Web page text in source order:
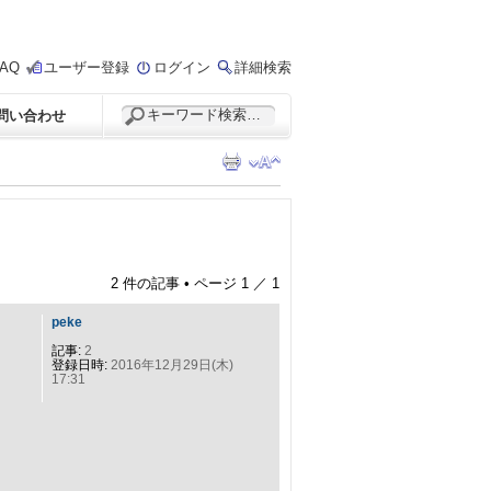
ユーザー登録 ログイン 詳細検索
い合わせ
2 件の記事 • ページ 1 ／ 1
peke
記事:2
登録日時:2016年12月29日(木)
17:31